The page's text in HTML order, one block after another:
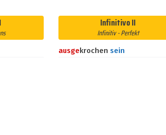
Infinitivo II
Infinitiv - Perfekt
ausgekrochen sein